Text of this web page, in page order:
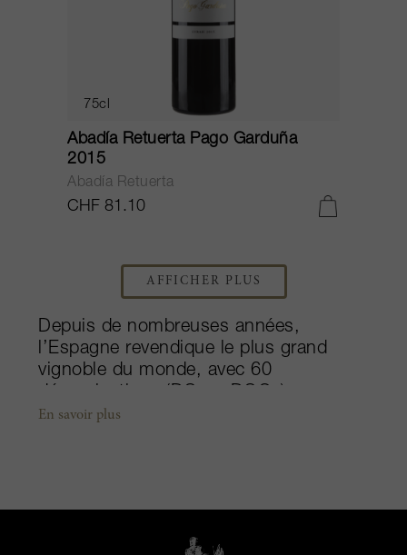
75cl
Abadía Retuerta Pago Garduña
2015
Abadía Retuerta
CHF 81.10
AFFICHER PLUS
Depuis de nombreuses années,
l’Espagne revendique le plus grand
vignoble du monde, avec 60
partageant 1,16 million d’hectares. De
del Duero, la Rioja et le Priorat. Parmi
En savoir plus